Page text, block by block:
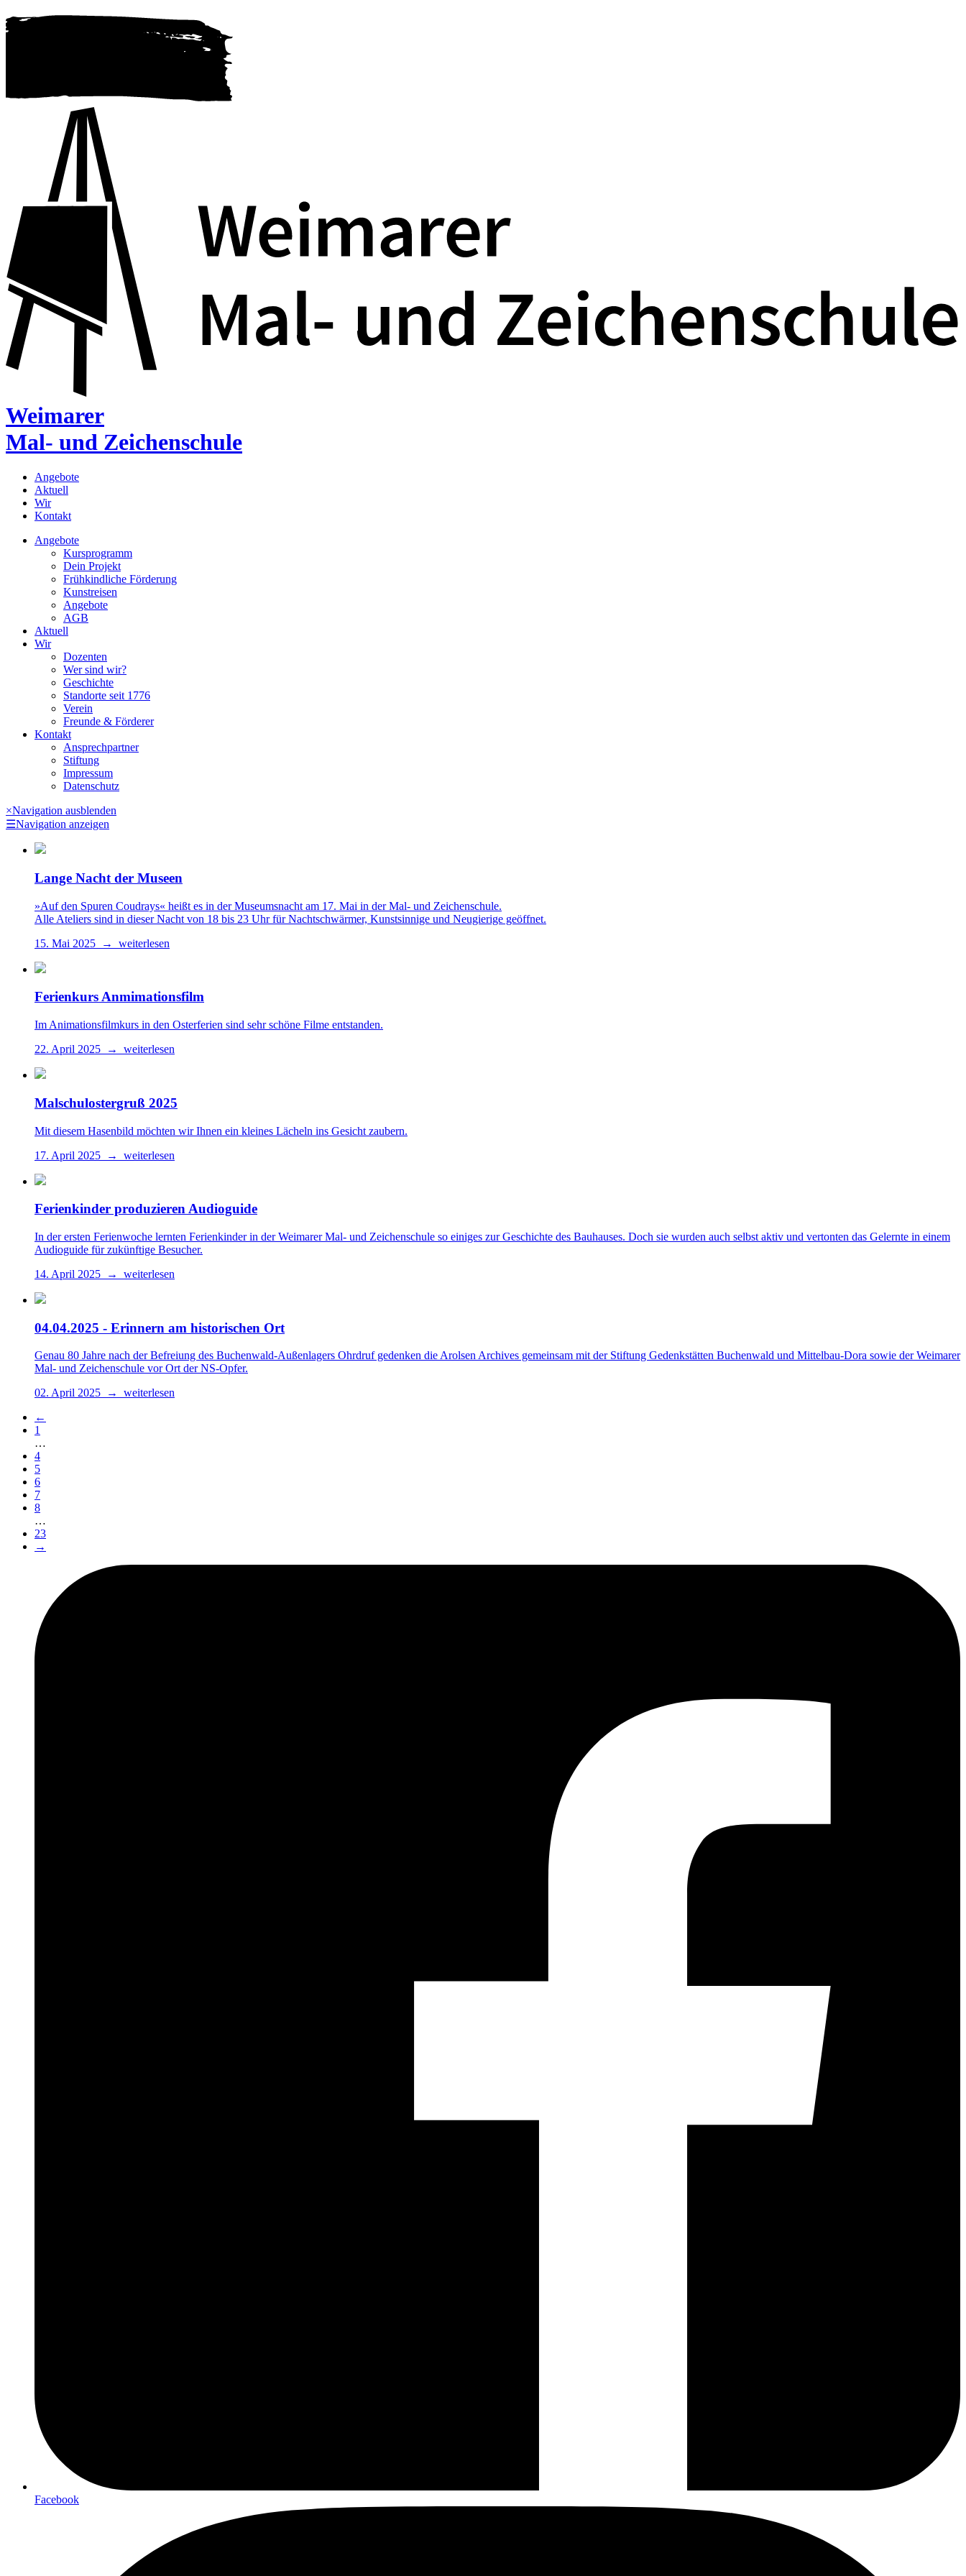
Weimarer
Mal- und Zeichenschule
Angebote
Aktuell
Wir
Kontakt
Angebote
Kursprogramm
Dein Projekt
Frühkindliche Förderung
Kunstreisen
Angebote
AGB
Aktuell
Wir
Dozenten
Wer sind wir?
Geschichte
Standorte seit 1776
Verein
Freunde & Förderer
Kontakt
Ansprechpartner
Stiftung
Impressum
Datenschutz
×Navigation ausblenden
☰Navigation anzeigen
Lange Nacht der Museen
»Auf den Spuren Coudrays« heißt es in der Museumsnacht am 17. Mai in der Mal- und Zeichenschule.
Alle Ateliers sind in dieser Nacht von 18 bis 23 Uhr für Nachtschwärmer, Kunstsinnige und Neugierige geöffnet.
15. Mai 2025 → weiterlesen
Ferienkurs Anmimationsfilm
Im Animationsfilmkurs in den Osterferien sind sehr schöne Filme entstanden.
22. April 2025 → weiterlesen
Malschulostergruß 2025
Mit diesem Hasenbild möchten wir Ihnen ein kleines Lächeln ins Gesicht zaubern.
17. April 2025 → weiterlesen
Ferienkinder produzieren Audioguide
In der ersten Ferienwoche lernten Ferienkinder in der Weimarer Mal- und Zeichenschule so einiges zur Geschichte des Bauhauses. Doch sie wurden auch selbst aktiv und vertonten das Gelernte in einem
Audioguide für zukünftige Besucher.
14. April 2025 → weiterlesen
04.04.2025 - Erinnern am historischen Ort
Genau 80 Jahre nach der Befreiung des Buchenwald-Außenlagers Ohrdruf gedenken die Arolsen Archives gemeinsam mit der Stiftung Gedenkstätten Buchenwald und Mittelbau-Dora sowie der Weimarer
Mal- und Zeichenschule vor Ort der NS-Opfer.
02. April 2025 → weiterlesen
←
1
…
4
5
6
7
8
…
23
→
Facebook